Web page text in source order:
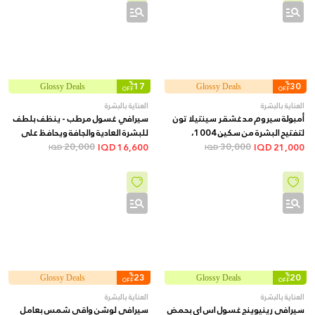
30
%
OFF
Glossy Deals
العناية بالبشرة
أمبولة سيروم مدغشقر سينتيلا تون
لتفتيح البشرة من سكين 1004،
100مل
21,000
30,000
IQD
17
%
OFF
Glossy Deals
العناية بالبشرة
سيرافي غسول مرطب - ينظف بلطف
للبشرة العادية والجافة ويحافظ على
ترطيبها, 236 مل
16,600
20,000
IQD
20
%
OFF
Glossy Deals
العناية بالبشرة
سيرافي رينيوينج غسول اس اي بحمض
23
%
OFF
Glossy Deals
العناية بالبشرة
سيرافي لوشن واقي شمس بعامل